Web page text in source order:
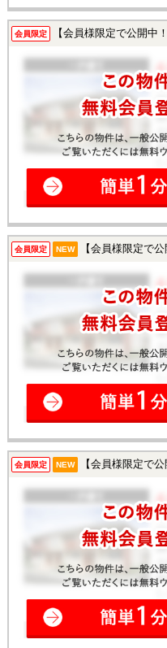
会員限定 【会員様限定で公開中！
会員限定 NEW 【会員様限定で公
会員限定 NEW 【会員様限定で公